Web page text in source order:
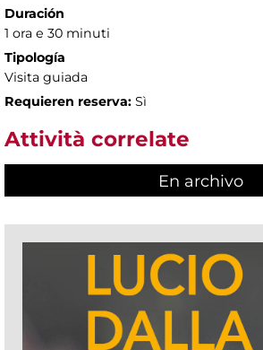
Duración
1 ora e 30 minuti
Tipología
Visita guiada
Requieren reserva: Sì
Attività correlate
En archivo